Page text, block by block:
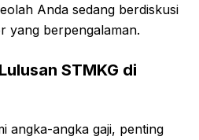
Anda sedang berdiskusi
yang berpengalaman.
STMKG di
angka-angka gaji, penting